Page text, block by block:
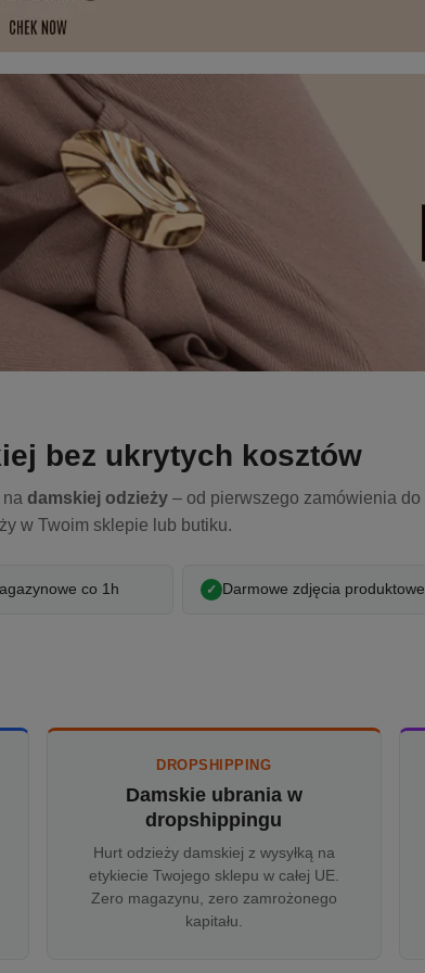
bez ukrytych kosztów
damskiej odzieży – od pierwszego zamówienia do
w Twoim sklepie lub butiku.
co 1h Darmowe zdjęcia produktowe
DROPSHIPPING
Damskie ubrania w
dropshippingu
Hurt odzieży damskiej z wysyłką na
etykiecie Twojego sklepu w całej UE.
Zero magazynu, zero zamrożonego
kapitału.